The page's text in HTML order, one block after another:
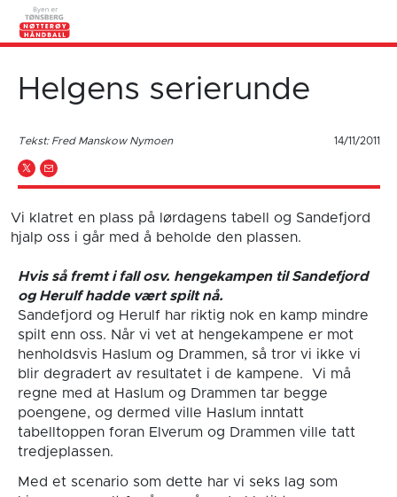
Helgens serierunde
Tekst: Fred Manskow Nymoen 14/11/2011
Vi klatret en plass på lørdagens tabell og Sandefjord
hjalp oss i går med å beholde den plassen.
Hvis så fremt i fall osv. hengekampen til Sandefjord
og Herulf hadde vært spilt nå.
Sandefjord og Herulf har riktig nok en kamp mindre
spilt enn oss. Når vi vet at hengekampene er mot
henholdsvis Haslum og Drammen, så tror vi ikke vi
blir degradert av resultatet i de kampene. Vi må
regne med at Haslum og Drammen tar begge
poengene, og dermed ville Haslum inntatt
tabelltoppen foran Elverum og Drammen ville tatt
tredjeplassen.
Med et scenario som dette har vi seks lag som